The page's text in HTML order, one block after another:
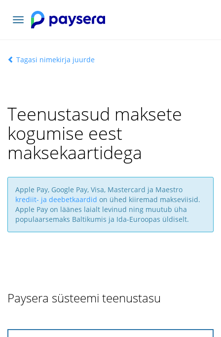
Vaheta
navigatsiooni
Tagasi nimekirja juurde
Teenustasud maksete
kogumise eest
maksekaartidega
Apple Pay, Google Pay, Visa, Mastercard ja Maestro
krediit- ja deebetkaardid on ühed kiiremad makseviisid.
Apple Pay on läänes laialt levinud ning muutub üha
populaarsemaks Baltikumis ja Ida-Euroopas üldiselt.
Paysera süsteemi teenustasu